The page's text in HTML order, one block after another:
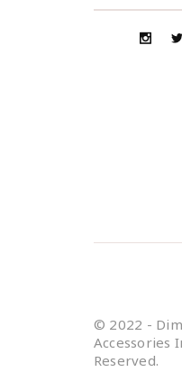
© 2022 -
Accessories
Reserved.